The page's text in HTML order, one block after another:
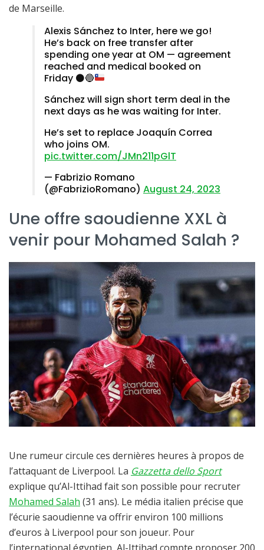
de Marseille.
Alexis Sánchez to Inter, here we go!
He’s back on free transfer after
spending one year at OM — agreement
reached and medical booked on
Friday ⚫️🔵
Sánchez will sign short term deal in the
next days as he was waiting for Inter.
He’s set to replace Joaquín Correa
who joins OM.
pic.twitter.com/JMn211pGlT
— Fabrizio Romano
(@FabrizioRomano) August 24, 2023
Une offre saoudienne XXL à
venir pour Mohamed Salah ?
Une rumeur circule ces dernières heures à propos de
l’attaquant de Liverpool. La Gazzetta dello Sport
explique qu’Al-Ittihad fait son possible pour recruter
Mohamed Salah (31 ans). Le média italien précise que
l’écurie saoudienne va offrir environ 100 millions
d’euros à Liverpool pour son joueur. Pour
l’international égyptien, Al-Ittihad compte proposer 200